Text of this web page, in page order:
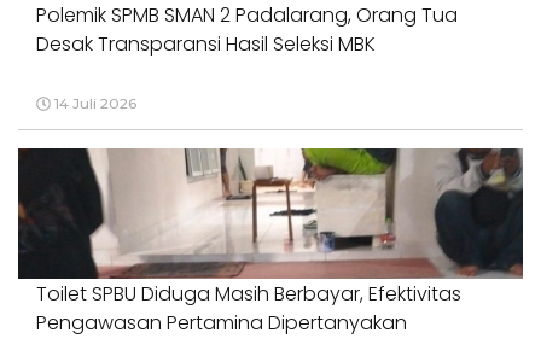
Polemik SPMB SMAN 2 Padalarang, Orang Tua
Desak Transparansi Hasil Seleksi MBK
14 Juli 2026
Toilet SPBU Diduga Masih Berbayar, Efektivitas
Pengawasan Pertamina Dipertanyakan